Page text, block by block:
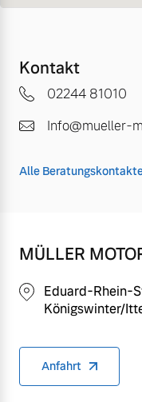
Kontakt
02244 81010
Info@mueller-
Alle
MÜLLER
Eduard-Rhein-
Königswinter/
Anfahrt